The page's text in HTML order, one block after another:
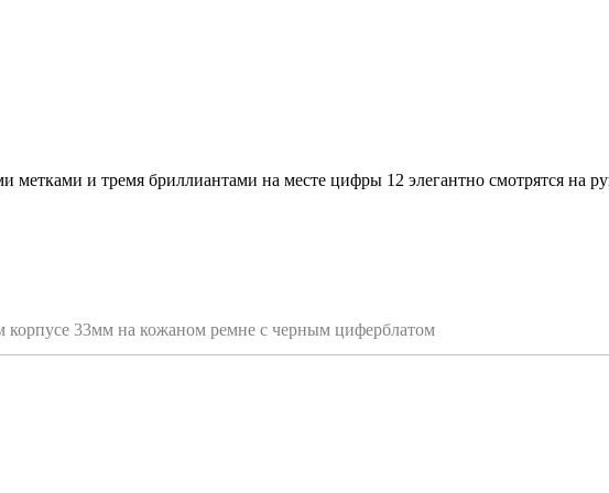
и тремя бриллиантами на месте цифры 12 элегантно смотрятся на
корпусе 33мм на кожаном ремне с черным циферблатом